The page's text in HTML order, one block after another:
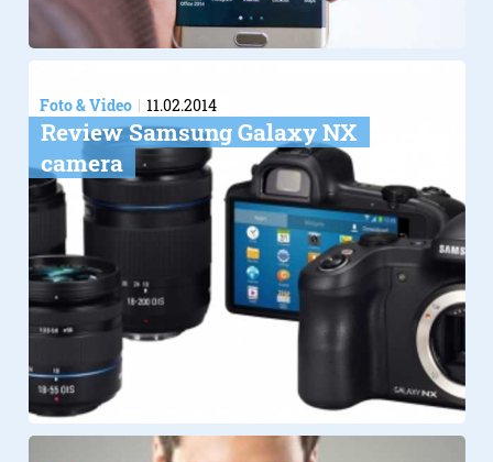
Foto & Video 11.02.2014
Review Samsung Galaxy NX
camera